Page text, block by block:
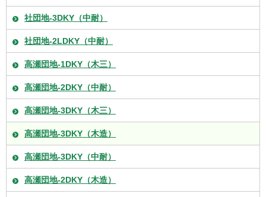
社団地-3DKY（中耐）
社団地-2LDKY（中耐）
高瀬団地-1DKY（木三）
高瀬団地-2DKY（中耐）
高瀬団地-3DKY（木三）
高瀬団地-3DKY（木造）
高瀬団地-3DKY（中耐）
高瀬団地-2DKY（木造）